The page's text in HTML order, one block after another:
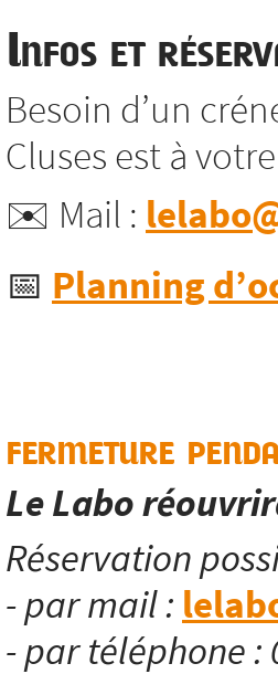
Infos et
Besoin d’un
Cluses est à
✉️ Mail :
📅 Planning
fermeture
Le Labo
Réservation
- par mail :
- par téléphone :